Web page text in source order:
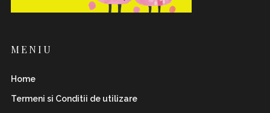
MENIU
Home
Termeni si Conditii de utilizare